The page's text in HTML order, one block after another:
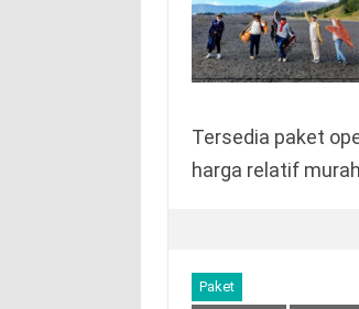
Tersedia paket
harga relatif
Paket